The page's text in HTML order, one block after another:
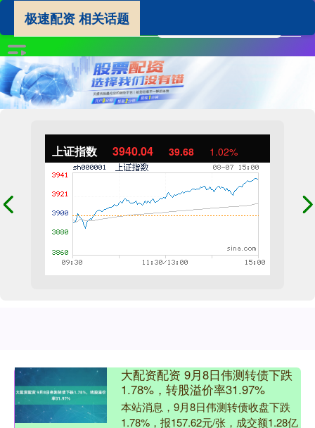
上证指数 3940.04 39.68 1.02%
极速配资 相关话题
大配资配资 9月8日伟测转债下跌
1.78%，转股溢价率31.97%
本站消息，9月8日伟测转债收盘下跌
1.78%，报157.62元/张，成交额1.28亿